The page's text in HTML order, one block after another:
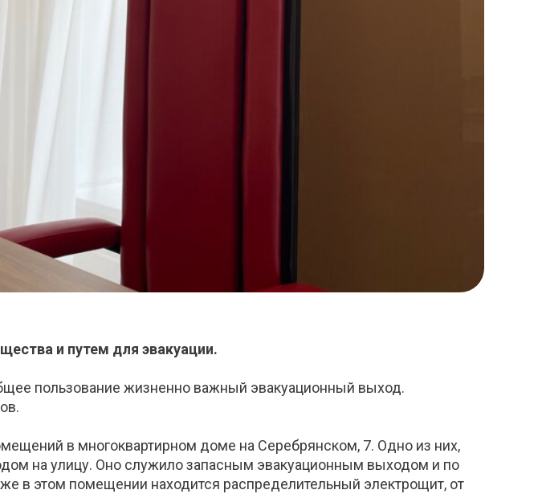
и путем для эвакуации.
пользование жизненно важный эвакуационный выход.
в многоквартирном доме на Серебрянском, 7. Одно из них,
на улицу. Оно служило запасным эвакуационным выходом и по
в этом помещении находится распределительный электрощит, от